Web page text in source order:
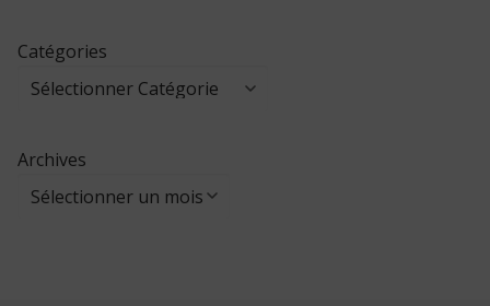
Catégories
Archives